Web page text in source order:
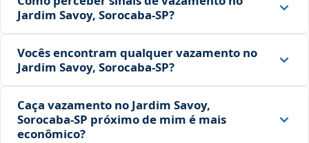
Jardim Savoy, Sorocaba‑SP?
Vocês encontram qualquer vazamento no
Jardim Savoy, Sorocaba‑SP?
Caça vazamento no Jardim Savoy,
Sorocaba‑SP próximo de mim é mais
econômico?